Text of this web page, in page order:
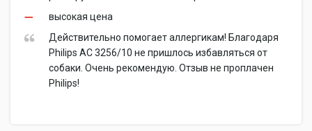
высокая цена
Действительно помогает аллергикам! Благодаря
Philips AC 3256/10 не пришлось избавляться от
собаки. Очень рекомендую. Отзыв не проплачен
Philips!